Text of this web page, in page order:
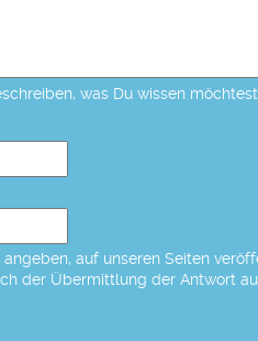
was Du wissen möchtest.
auf unseren Seiten
der Übermittlung der Antwort